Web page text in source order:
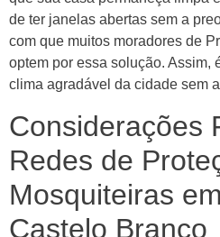
de ter janelas abertas sem a
com que muitos moradores de
optem por essa solução. Assim,
clima agradável da cidade sem
Considerações
Redes de
Mosquiteiras
Castelo Branco